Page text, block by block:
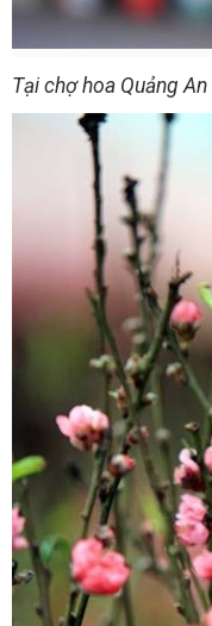
Tại chợ hoa Quảng